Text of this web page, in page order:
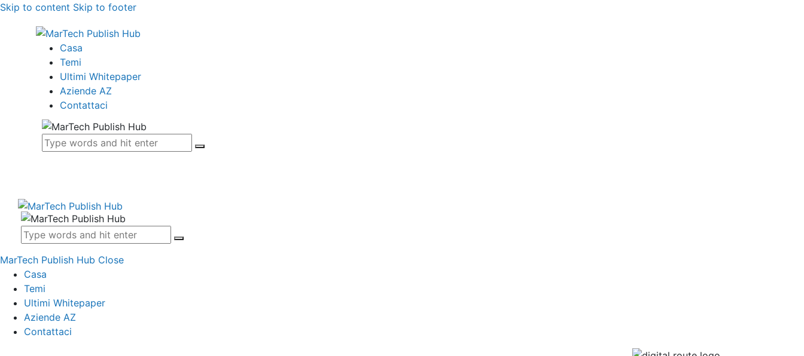
Skip to content Skip to footer
Casa
Temi
Ultimi Whitepaper
Aziende AZ
Contattaci
MarTech Publish Hub Close
Casa
Temi
Ultimi Whitepaper
Aziende AZ
Contattaci